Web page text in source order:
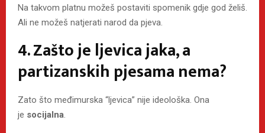
Na takvom platnu možeš postaviti spomenik gdje god želiš.
Ali ne možeš natjerati narod da pjeva.
4. Zašto je ljevica jaka, a
partizanskih pjesama nema?
Zato što međimurska “ljevica” nije ideološka. Ona
je socijalna.